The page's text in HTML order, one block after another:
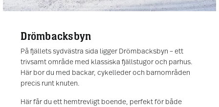
Drömbacksbyn
På fjällets sydvästra sida ligger Drömbacksbyn – ett
trivsamt område med klassiska fjällstugor och parhus.
Här bor du med backar, cykelleder och barnområden
precis runt knuten.
Här får du ett hemtrevligt boende, perfekt för både